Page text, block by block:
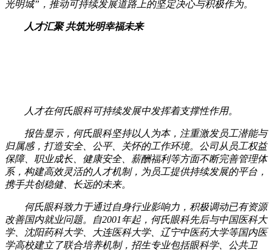
光明城”，推动可持续发展道路上的坚定决心与积极作为。
人才汇聚 共筑光明幸福未来
人才在何氏眼科可持续发展中发挥着支撑性作用。
报告显示，何氏眼科坚持以人为本，注重激发员工潜能与
归属感，打造安全、公平、关怀的工作环境。公司从员工权益
保障、职业成长、健康安全、薪酬福利等方面不断完善管理体
系，构建高效灵活的人才机制，为员工提供持续发展的平台，
携手共创稳健、长远的未来。
何氏眼科致力于通过自身行业影响力，积极调动已有资源
改善国内就业问题。自2001年起，何氏眼科先后与中国医科大
学、沈阳药科大学、大连医科大学、辽宁中医药大学等国内医
学高校建立了联合培养机制，招生专业包括眼科学、公共卫